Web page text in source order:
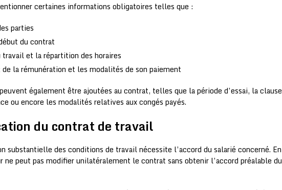
certaines informations obligatoires telles que :
parties
du contrat
travail et la répartition des horaires
la rémunération et les modalités de son paiement
également être ajoutées au contrat, telles que la période d’essai, la clause
ou encore les modalités relatives aux congés payés.
du contrat de travail
substantielle des conditions de travail nécessite l’accord du salarié concerné. En
ne peut pas modifier unilatéralement le contrat sans obtenir l’accord préalable du